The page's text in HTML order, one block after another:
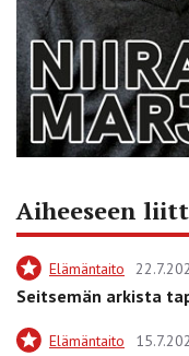
Aiheeseen
Elämäntaito
Seitsemän arkista
Elämäntaito